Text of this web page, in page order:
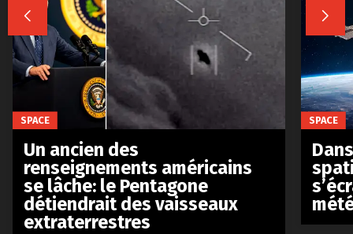
 
SPACE
Un ancien des
renseignements américains
se lâche: le Pentagone
détiendrait des vaisseaux
extraterrestres
SPACE